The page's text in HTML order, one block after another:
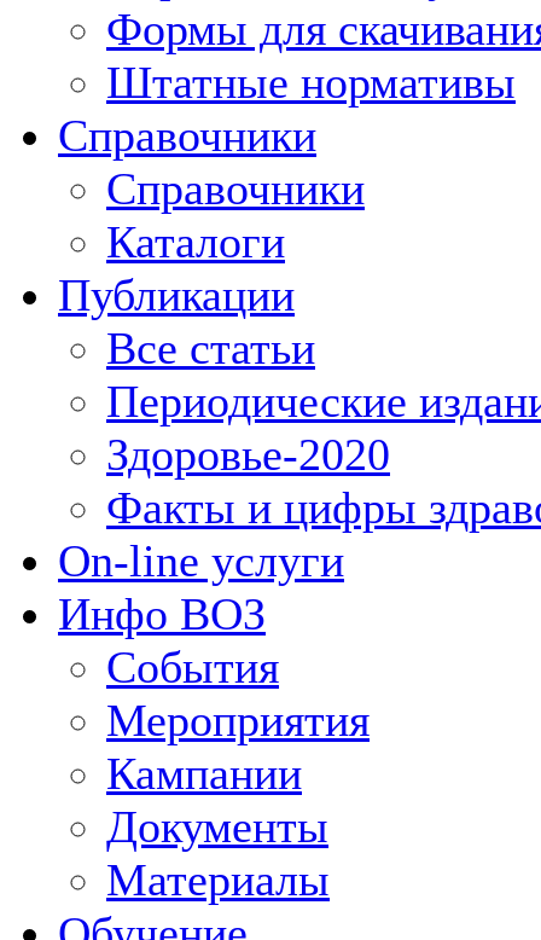
Формы для
Штатные нормативы
Справочники
Справочники
Каталоги
Публикации
Все статьи
Периодические
Здоровье-2020
Факты и цифры
On-line услуги
Инфо ВОЗ
События
Мероприятия
Кампании
Документы
Материалы